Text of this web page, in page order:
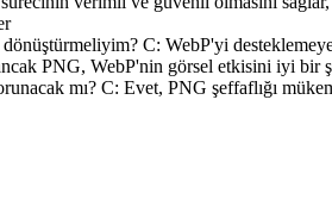
C: WebP'yi
PNG, WebP'nin görsel etkisini iyi bir
mı? C: Evet, PNG şeffaflığı